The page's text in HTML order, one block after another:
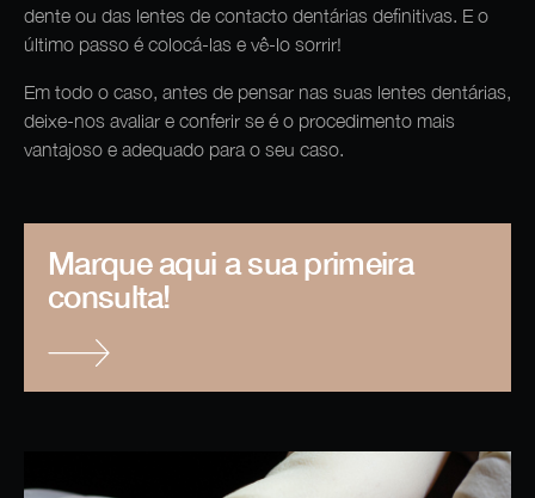
dente ou das lentes de contacto dentárias definitivas. E o
último passo é colocá-las e vê-lo sorrir!
Em todo o caso, antes de pensar nas suas lentes dentárias,
deixe-nos avaliar e conferir se é o procedimento mais
vantajoso e adequado para o seu caso.
Marque aqui a sua primeira
consulta!